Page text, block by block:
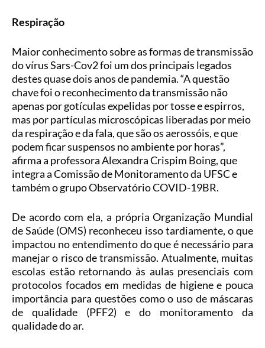
Respiração
Maior conhecimento sobre as formas de transmissão
do vírus Sars-Cov2 foi um dos principais legados
destes quase dois anos de pandemia. “A questão
chave foi o reconhecimento da transmissão não
apenas por gotículas expelidas por tosse e espirros,
mas por partículas microscópicas liberadas por meio
da respiração e da fala, que são os aerossóis, e que
podem ficar suspensos no ambiente por horas”,
afirma a professora Alexandra Crispim Boing, que
integra a Comissão de Monitoramento da UFSC e
também o grupo Observatório COVID-19BR.
De acordo com ela, a própria Organização Mundial
de Saúde (OMS) reconheceu isso tardiamente, o que
impactou no entendimento do que é necessário para
manejar o risco de transmissão. Atualmente, muitas
escolas estão retornando às aulas presenciais com
protocolos focados em medidas de higiene e pouca
importância para questões como o uso de máscaras
de qualidade (PFF2) e do monitoramento da
qualidade do ar.